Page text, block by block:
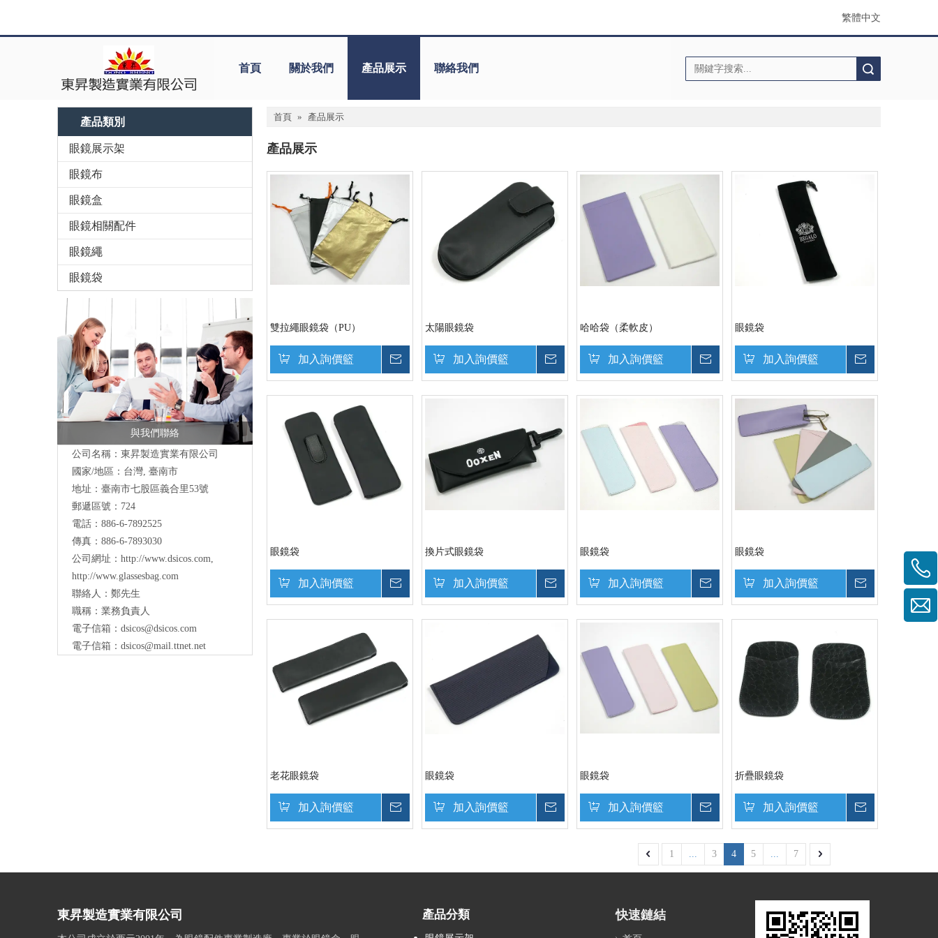
繁體中文
首頁 關於我們 產品展示 聯絡我們
產品類別
眼鏡展示架
眼鏡布
眼鏡盒
眼鏡相關配件
眼鏡繩
眼鏡袋
與我們聯絡
公司名稱：東昇製造實業有限公司
國家/地區：台灣, 臺南市
地址： 臺南市七股區義合里53號
郵遞區號：724
電話：886-6-7892525
傳真：886-6-7893030
公司網址： http://www.dsicos.com,
http://www.glassesbag.com
聯絡人：鄭先生
職稱：業務負責人
電子信箱： dsicos@dsicos.com
電子信箱： dsicos@mail.ttnet.net
首頁 » 產品展示
產品展示
雙拉繩眼鏡袋（PU）
加入詢價籃
太陽眼鏡袋
加入詢價籃
哈哈袋（柔軟皮）
加入詢價籃
眼鏡袋
加入詢價籃
眼鏡袋
加入詢價籃
換片式眼鏡袋
加入詢價籃
眼鏡袋
加入詢價籃
眼鏡袋
加入詢價籃
老花眼鏡袋
加入詢價籃
眼鏡袋
加入詢價籃
眼鏡袋
加入詢價籃
折疊眼鏡袋
加入詢價籃
1 ... 3 4 5 ... 7
東昇製造實業有限公司 產品分類 快速鏈結